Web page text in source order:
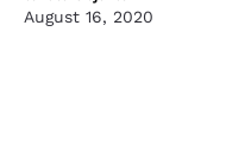
August 16, 2020